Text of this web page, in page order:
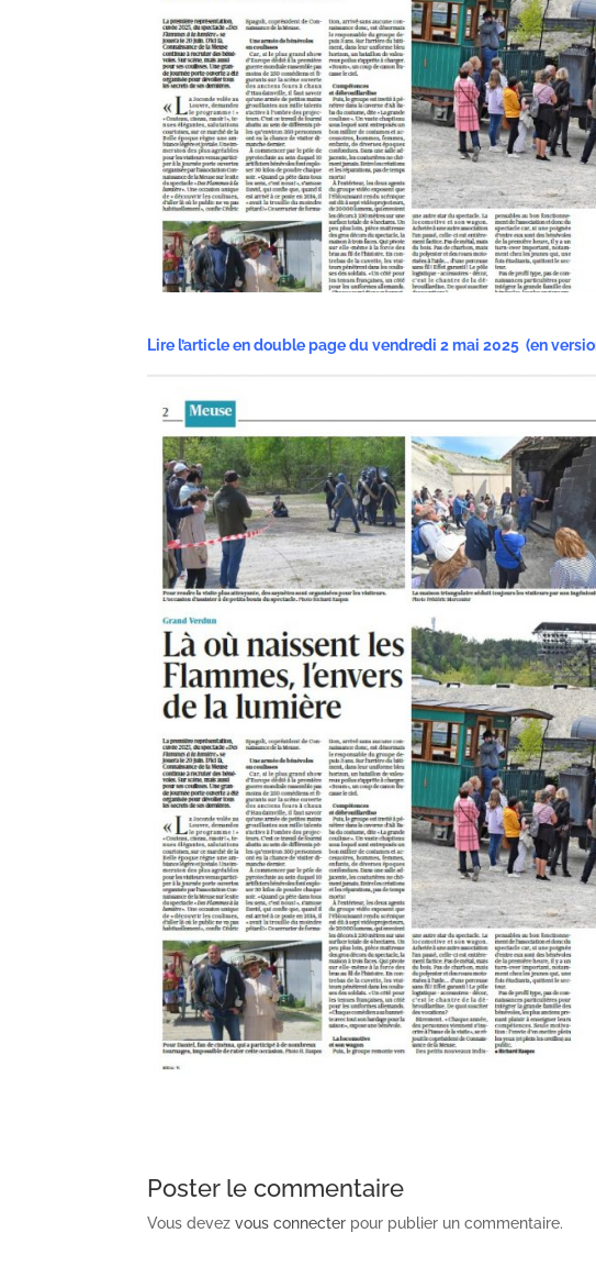
Lire l’article en double page duvendredi 2 mai 2025 (en
Poster le commentaire
Vous devezvous connecter pour publier un commentaire.